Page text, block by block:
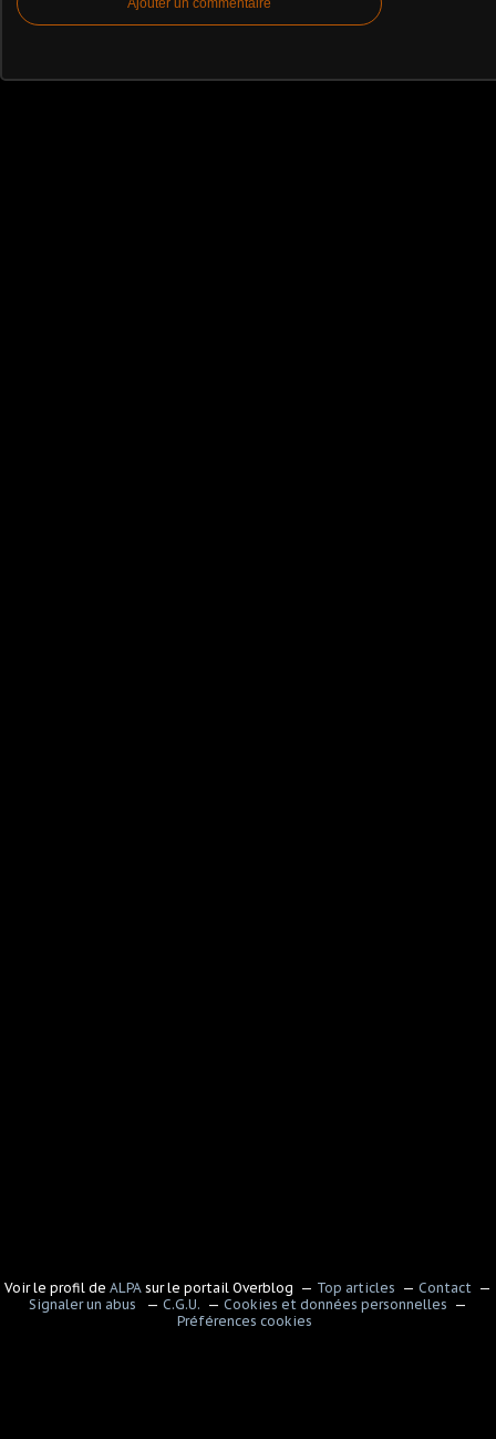
Ajouter un commentaire
Voir le profil de ALPA sur le portail Overblog Top articles
Contact
Signaler un abus
C.G.U.
Cookies et données personnelles
Préférences cookies